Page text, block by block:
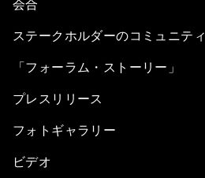
会合
ステークホルダーのコミュニティ
「フォーラム・ストーリー」
プレスリリース
フォトギャラリー
ビデオ